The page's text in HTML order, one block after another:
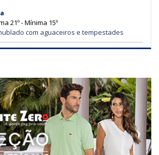
21º - Mínima 15º
com aguaceiros e tempestades